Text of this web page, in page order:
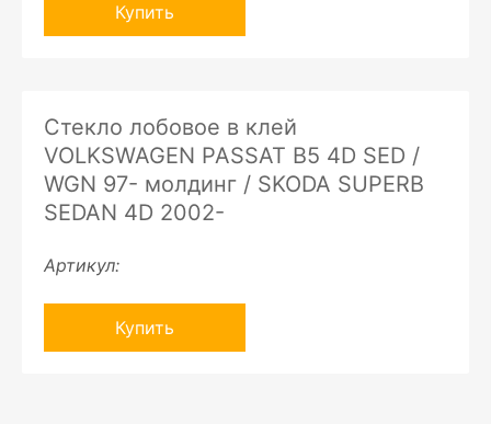
Купить
Стекло лобовое в клей
VOLKSWAGEN PASSAT B5 4D SED /
WGN 97- молдинг / SKODA SUPERB
SEDAN 4D 2002-
Артикул:
Купить